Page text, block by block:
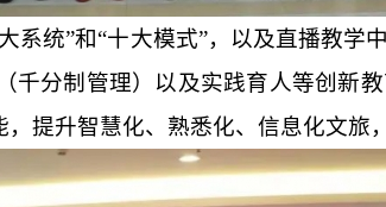
系统”和“十大模式”，以及直播教
分制管理）以及实践育人等创新
提升智慧化、熟悉化、信息化文旅